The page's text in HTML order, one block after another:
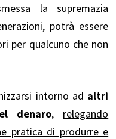
la supremazia
potrà essere
per qualcuno che non
intorno ad altri
denaro, relegando
pratica di produrre e